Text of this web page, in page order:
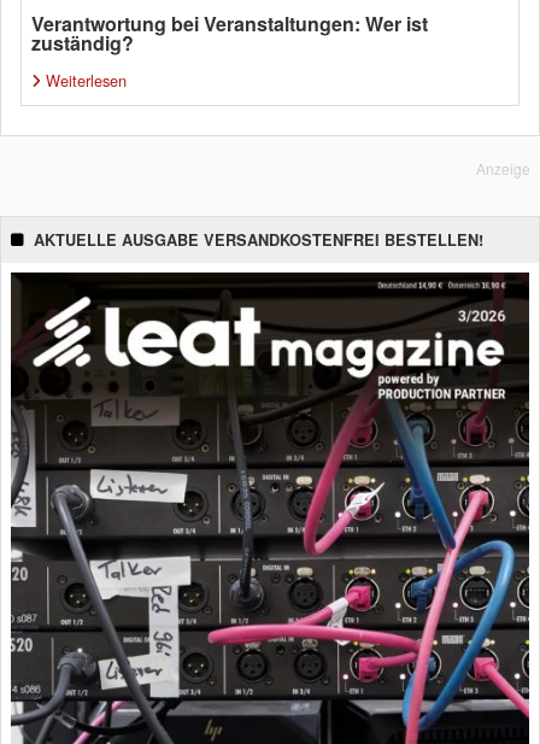
Verantwortung bei Veranstaltungen: Wer ist
zuständig?
Weiterlesen
Anzeige
AKTUELLE AUSGABE VERSANDKOSTENFREI BESTELLEN!